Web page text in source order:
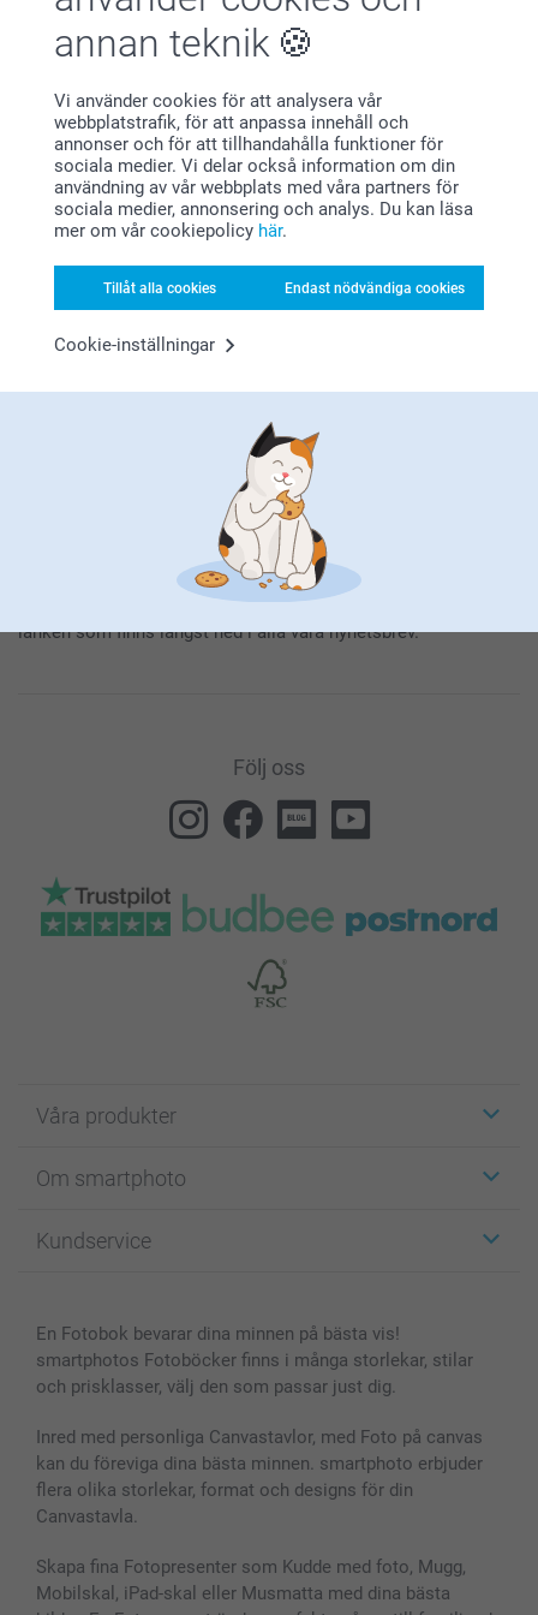
annan teknik
Vi använder cookies för att analysera vår
webbplatstrafik, för att anpassa innehåll och
annonser och för att tillhandahålla funktioner för
sociala medier. Vi delar också information om din
användning av vår webbplats med våra partners för
sociala medier, annonsering och analys. Du kan läsa
mer om vår cookiepolicy här.
Tillåt alla cookies Endast nödvändiga cookies
Cookie-inställningar
Registrera dig till vårt nyhetsbrev
Ange din e-postadress här
Registrera dig
Genom att prenumerera på vårt nyhetsbrev får du den senaste
informationen om våra produkter och specialerbjudanden. Det
innebär också att du godkänner vår Allmänna integritetspolicy
Du kan när som helst avregistrera dig genom att klicka på
länken som finns längst ned i alla våra nyhetsbrev.
Följ oss
Våra produkter
Fotokort
Fotoböcker
Skal till Mobil & Surfplatta
MyNameBook
Fotoramar & Tillbehör
Presentkort
Alla fotoprodukter
Om smartphoto
För affiliates
Sitemap
Villkor och garantier
Kundservice
smartbonus
Priser & betalning
En Fotobok bevarar dina minnen på bästa vis!
smartphotos Fotoböcker finns i många storlekar, stilar
och prisklasser, välj den som passar just dig.
Inred med personliga Canvastavlor, med Foto på canvas
kan du föreviga dina bästa minnen. smartphoto erbjuder
flera olika storlekar, format och designs för din
Canvastavla.
Skapa fina Fotopresenter som Kudde med foto, Mugg,
Mobilskal, iPad-skal eller Musmatta med dina bästa